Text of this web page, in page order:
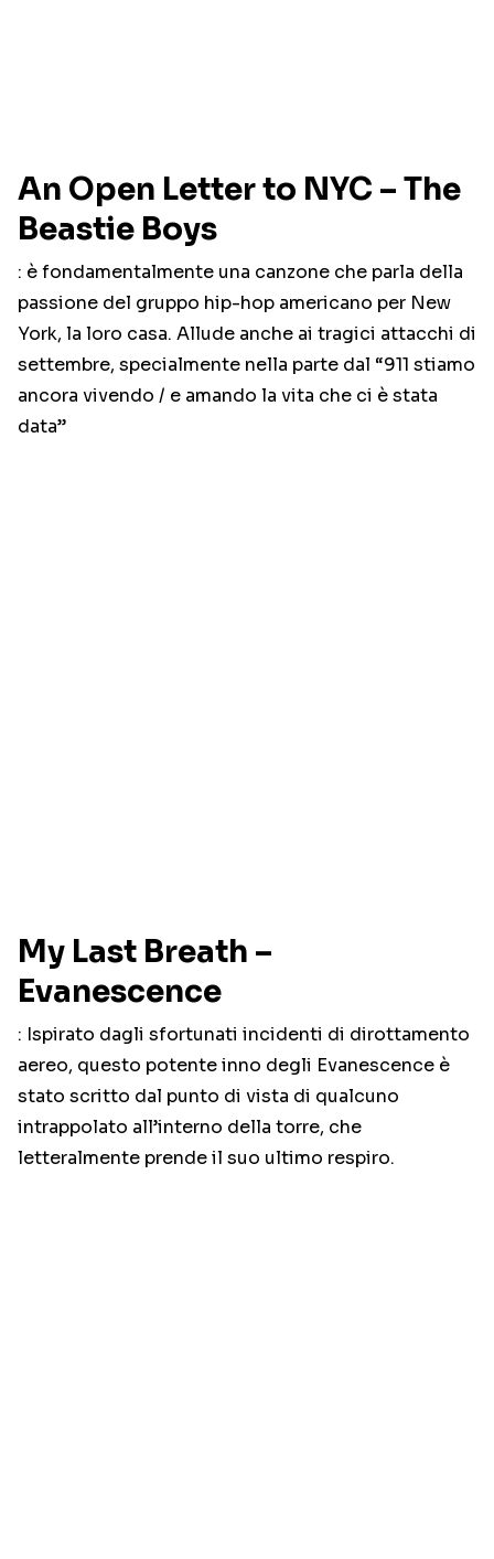
An Open Letter to NYC – The
Beastie Boys
: è fondamentalmente una canzone che parla della
passione del gruppo hip-hop americano per New
York, la loro casa. Allude anche ai tragici attacchi di
settembre, specialmente nella parte dal “911 stiamo
ancora vivendo / e amando la vita che ci è stata
data”
My Last Breath –
Evanescence
: Ispirato dagli sfortunati incidenti di dirottamento
aereo, questo potente inno degli Evanescence è
stato scritto dal punto di vista di qualcuno
intrappolato all’interno della torre, che
letteralmente prende il suo ultimo respiro.